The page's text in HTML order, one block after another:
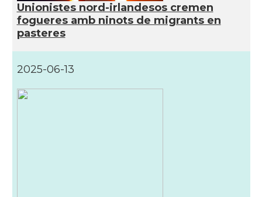
Ambaixada
Ambaixada espanyola a Regne Unit
* + ambaixades i consolats
Unionistes nord-irlandesos cremen
fogueres amb ninots de migrants en
pasteres
2025-06-13